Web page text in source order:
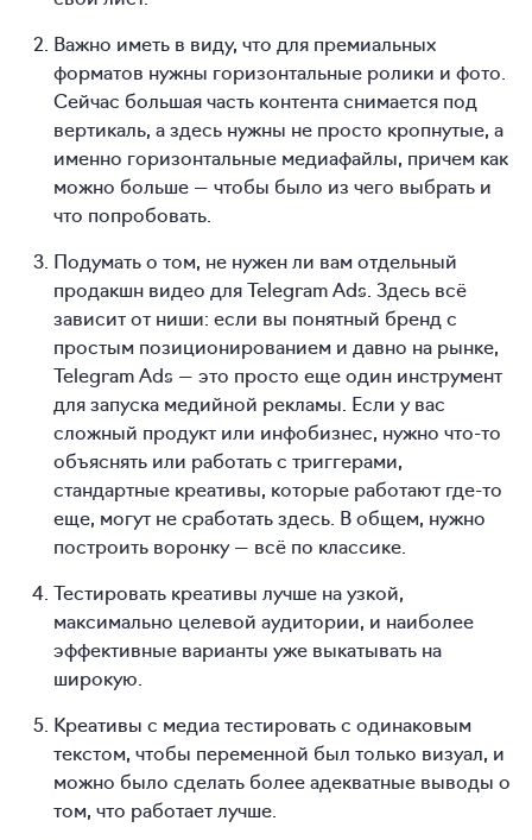
Важно иметь в виду, что для премиальных
форматов нужны горизонтальные ролики и фото.
Сейчас большая часть контента снимается под
вертикаль, а здесь нужны не просто кропнутые, а
именно горизонтальные медиафайлы, причем как
можно больше — чтобы было из чего выбрать и
что попробовать.
Подумать о том, не нужен ли вам отдельный
продакшн видео для Telegram Ads. Здесь всё
зависит от ниши: если вы понятный бренд с
простым позиционированием и давно на рынке,
Telegram Ads — это просто еще один инструмент
для запуска медийной рекламы. Если у вас
сложный продукт или инфобизнес, нужно что-то
объяснять или работать с триггерами,
стандартные креативы, которые работают где-то
еще, могут не сработать здесь. В общем, нужно
построить воронку — всё по классике.
Тестировать креативы лучше на узкой,
максимально целевой аудитории, и наиболее
эффективные варианты уже выкатывать на
широкую.
Креативы с медиа тестировать с одинаковым
текстом, чтобы переменной был только визуал, и
можно было сделать более адекватные выводы о
том, что работает лучше.